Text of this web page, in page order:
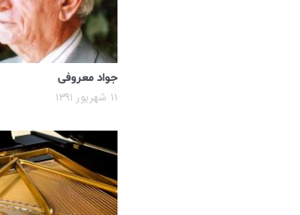
جواد معروفی
۱۱ شهریور ۱۳۹۱